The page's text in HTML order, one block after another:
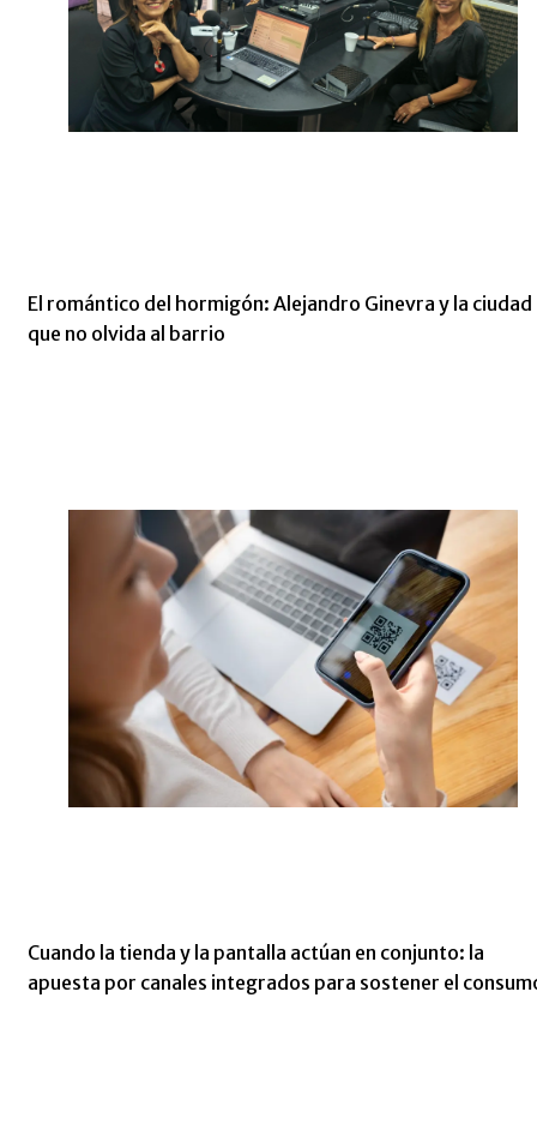
El romántico del hormigón: Alejandro Ginevra y la ciudad
que no olvida al barrio
Cuando la tienda y la pantalla actúan en conjunto: la
apuesta por canales integrados para sostener el